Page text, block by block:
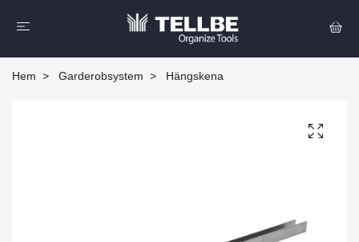
Hem Garderobsystem Hängskena